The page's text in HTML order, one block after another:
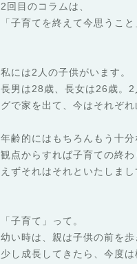
2回目のコラムは、
「子育てを終えて今思うこ
私には2人の子供がいます。
長男は28歳、長女は26歳。
グで家を出て、今はそれぞ
年齢的にはもちろんもう十
観点からすれば子育ての終
えずそれはそれといたしまし
「子育て」って。
幼い時は、親は子供の前を
少し成長してきたら、今度